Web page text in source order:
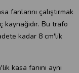
fanlarını çalıştırmak
Bu trafo
kadar 8 cm'lik
kasa fanını aynı